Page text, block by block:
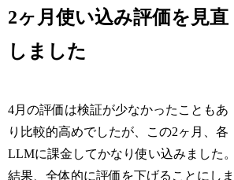
2ヶ月使い込み評価を見直
しました
4月の評価は検証が少なかったこともあ
り比較的高めでしたが、この2ヶ月、各
LLMに課金してかなり使い込みました。
結果、全体的に評価を下げることにしま